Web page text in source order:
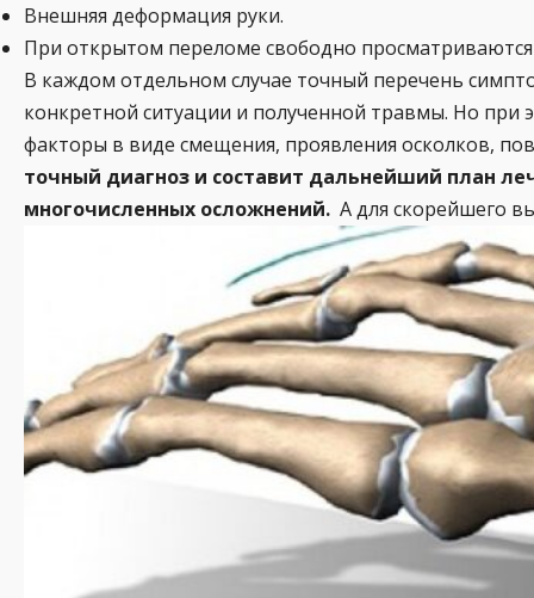
Внешняя деформация руки.
При открытом переломе свободно
В каждом отдельном случае точный перечень
конкретной ситуации и полученной травмы. Но
факторы в виде смещения, проявления осколков,
точный диагноз и составит дальнейший план
многочисленных осложнений. А для скорейшего